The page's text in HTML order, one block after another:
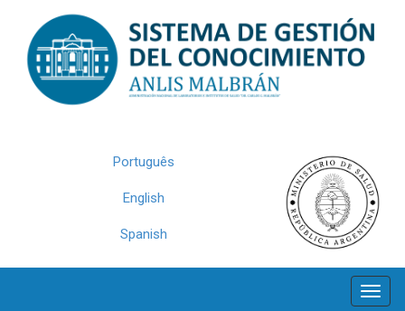
navigation
Português
English
Spanish